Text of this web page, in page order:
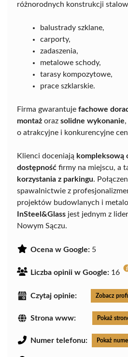
różnorodnych konstrukcji
balustrady szklane,
carporty,
zadaszenia,
metalowe schody,
tarasy kompozytowe,
prace szklarskie.
Firma gwarantuje fachowe
montaż oraz solidne wykonanie
o atrakcyjne i konkurencyjne
Klienci doceniają kompleksową
dostępność firmy na miejscu, a
korzystania z parkingu.
spawalnictwie z
projektów budowlanych i
InSteel&Glass jest jednym z
Nowym Sączu.
Ocena w Google: 5
Liczba opinii w Google: 16
Czytaj opinie: Zobacz profil
Strona www: Pokaż
Numer telefonu: Pokaż